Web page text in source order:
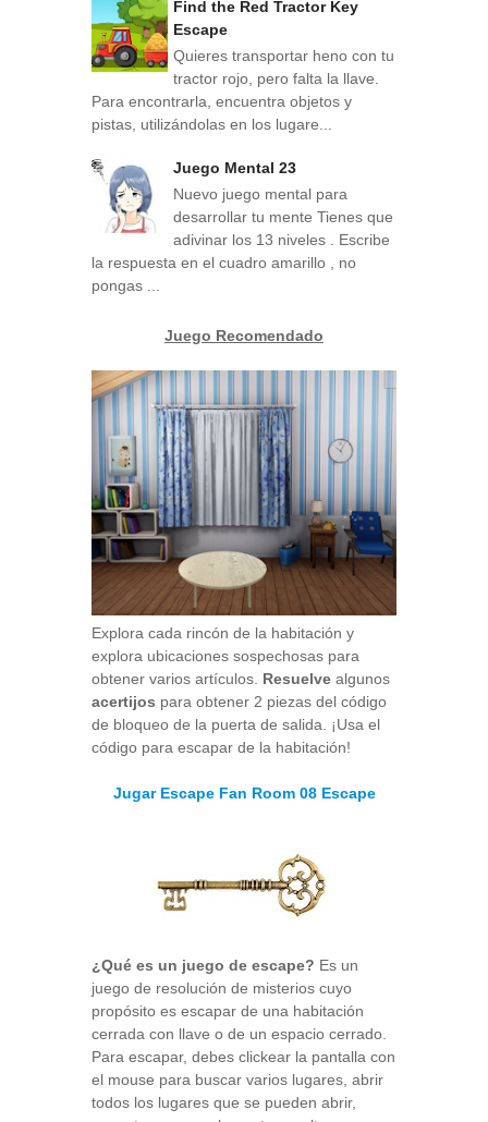
Find the Red Tractor Key
Escape
Quieres transportar heno con tu
tractor rojo, pero falta la llave.
Para encontrarla, encuentra objetos y
pistas, utilizándolas en los lugare...
Juego Mental 23
Nuevo juego mental para
desarrollar tu mente Tienes que
adivinar los 13 niveles . Escribe
la respuesta en el cuadro amarillo , no
pongas ...
Juego Recomendado
Explora cada rincón de la habitación y
explora ubicaciones sospechosas para
obtener varios artículos. Resuelve algunos
acertijos para obtener 2 piezas del código
de bloqueo de la puerta de salida. ¡Usa el
código para escapar de la habitación!
Jugar Escape Fan Room 08 Escape
¿Qué es un juego de escape? Es un
juego de resolución de misterios cuyo
propósito es escapar de una habitación
cerrada con llave o de un espacio cerrado.
Para escapar, debes clickear la pantalla con
el mouse para buscar varios lugares, abrir
todos los lugares que se pueden abrir,